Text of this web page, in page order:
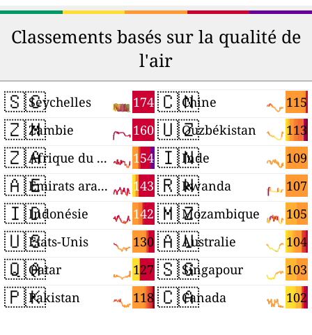
Classements basés sur la qualité de
l'air
🇸🇨 174
Seychelles
🇿🇲 160
Zambie
🇿🇦 154
Afrique du Sud
🇦🇪 143
Émirats arabes unis
🇮🇩 142
Indonésie
🇺🇸 130
États-Unis
🇶🇦 127
Qatar
🇵🇰 118
Pakistan
🇨🇳 115
Chine
🇺🇿 113
Ouzbékistan
🇮🇳 109
Inde
🇷🇼 107
Rwanda
🇲🇿 105
Mozambique
🇦🇺 104
Australie
🇸🇬 103
Singapour
🇨🇦 102
Canada